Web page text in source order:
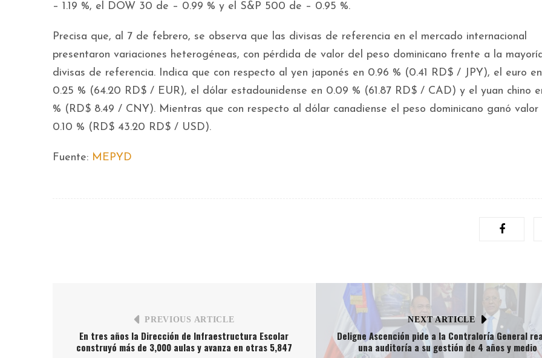
– 1.19 %, el DOW 30 de – 0.99 % y el S&P 500 de – 0.95 %.
Precisa que, al 7 de febrero, se observa que las divisas de referencia en el mercado internacional
presentaron variaciones heterogéneas, con pérdida de valor del peso dominicano frente a la
divisas de referencia. Indica que con respecto al yen japonés en 0.96 % (0.41 RD$ / JPY), el euro
0.25 % (64.20 RD$ / EUR), el dólar estadounidense en 0.09 % (61.87 RD$ / CAD) y el yuan chino
% (RD$ 8.49 / CNY). Mientras que con respecto al dólar canadiense el peso dominicano ganó valor
0.10 % (RD$ 43.20 RD$ / USD).
Fuente: MEPYD
PREVIOUS ARTICLE
En tres años la Dirección de Infraestructura Escolar
construyó más de 3,000 aulas y avanza en otras 5,847
NEXT ARTICLE
Deligne Ascención pide a la Contraloría General
una auditoría a su gestión de 4 años y medio